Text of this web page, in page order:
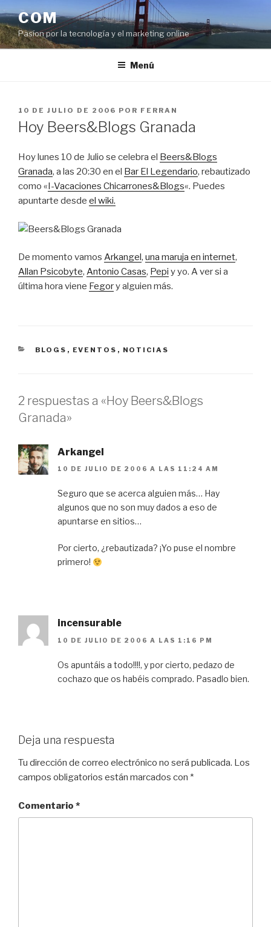
al
contenido
COM
Pasíon por la tecnología y el marketing online
Menú
PUBLICADO
EL
10 DE JULIO DE 2006 POR FERRAN
Hoy Beers&Blogs Granada
Hoy lunes 10 de Julio se celebra el Beers&Blogs
Granada, a las 20:30 en el Bar El Legendario, rebautizado
como «I-Vacaciones Chicarrones&Blogs«. Puedes
apuntarte desde el wiki.
De momento vamos Arkangel, una maruja en internet,
Allan Psicobyte, Antonio Casas, Pepi y yo. A ver si a
última hora viene Fegory alguien más.
CATEGORÍAS
BLOGS , EVENTOS , NOTICIAS
2 respuestas a «Hoy Beers&Blogs
Granada»
Arkangel
10 DE JULIO DE 2006 A LAS 11:24 AM
Seguro que se acerca alguien más… Hay
algunos que no son muy dados a eso de
apuntarse en sitios…
Por cierto, ¿rebautizada? ¡Yo puse el nombre
primero!
incensurable
10 DE JULIO DE 2006 A LAS 1:16 PM
Os apuntáis a todo!!!!, y por cierto, pedazo de
cochazo que os habéis comprado. Pasadlo bien.
Deja una respuesta
Tu dirección de correo electrónico no será publicada. Los
campos obligatorios están marcados con *
Comentario *